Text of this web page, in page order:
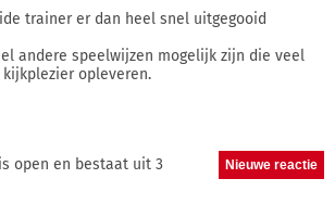
trainer er dan heel snel uitgegooid
andere speelwijzen mogelijk zijn die veel
opleveren.
open en bestaat uit 3